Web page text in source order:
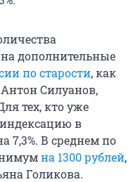
дополнительные
по старости, как
Силуанов,
тех, кто уже
в
7,3%. В среднем по
на 1300 рублей,
Голикова.